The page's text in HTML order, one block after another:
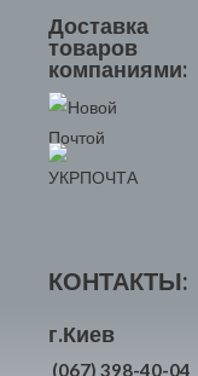
Доставка
товаров
компаниями:
КОНТАКТЫ:
г.Киев
(067) 398-40-04